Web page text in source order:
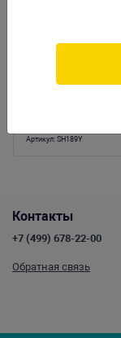
Артикул: SH189Y
Контакты
+7 (499) 678-22-00
Обратная связь